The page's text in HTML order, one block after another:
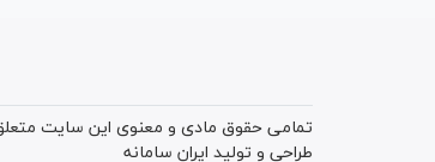
تمامی حقوق مادی و معنوی این سایت متعلق
طراحی و تولید ایران سامانه